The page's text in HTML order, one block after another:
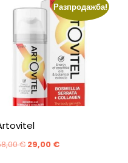
Разпродажба!
€ Original
29,00 €Текущата